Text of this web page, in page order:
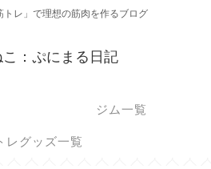
トレ」で理想の筋肉を作るブログ
：ぷにまる日記
ジム一覧
レグッズ一覧